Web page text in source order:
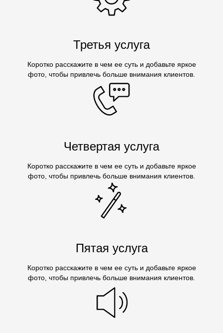
Третья услуга
Коротко расскажите в чем ее суть и добавьте яркое
фото, чтобы привлечь больше внимания клиентов.
Четвертая услуга
Коротко расскажите в чем ее суть и добавьте яркое
фото, чтобы привлечь больше внимания клиентов.
Пятая услуга
Коротко расскажите в чем ее суть и добавьте яркое
фото, чтобы привлечь больше внимания клиентов.